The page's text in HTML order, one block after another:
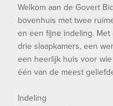
Welkom aan de Govert
bovenhuis met twee
en een fijne indeling. Met
drie slaapkamers, een
een heerlijk huis voor
één van de meest
Indeling